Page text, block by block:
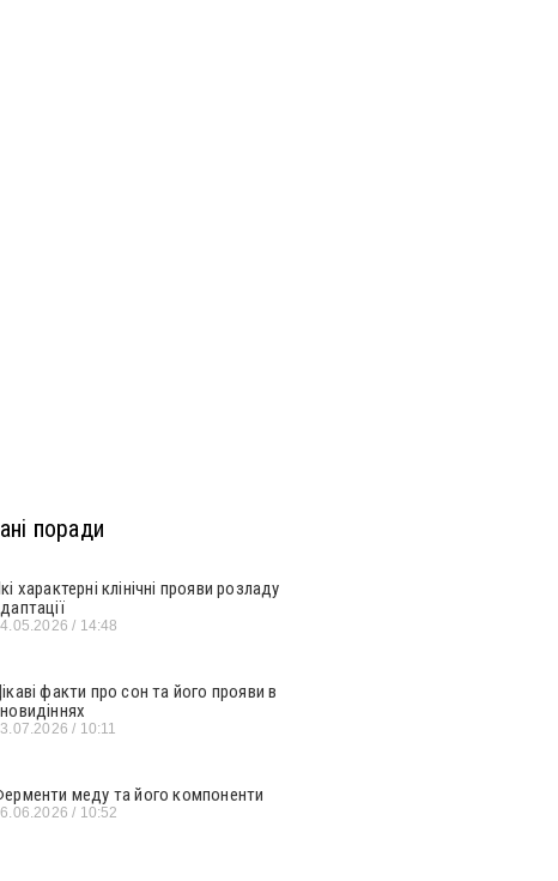
поради
характерні клінічні прояви розладу
14:48
факти про сон та його прояви в
10:11
меду та його компоненти
10:52